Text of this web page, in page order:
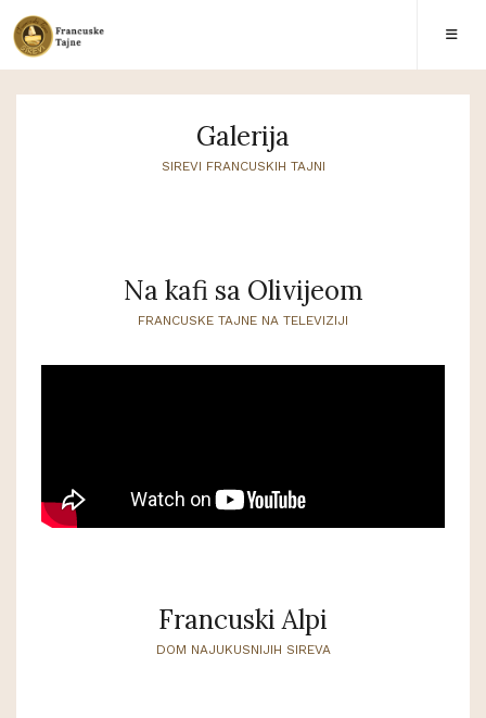
Galerija
SIREVI FRANCUSKIH TAJNI
Na kafi sa Olivijeom
FRANCUSKE TAJNE NA TELEVIZIJI
Francuski Alpi
DOM NAJUKUSNIJIH SIREVA